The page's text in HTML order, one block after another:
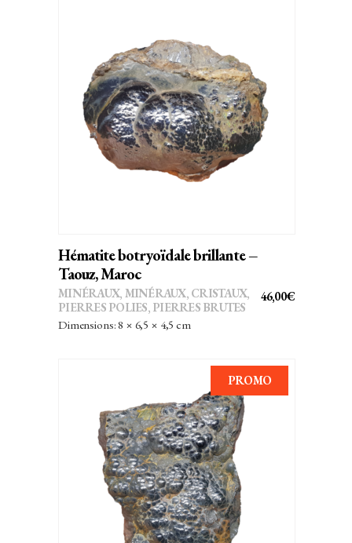
AJOUTER AU PANIER
Hématite botryoïdale brillante –
Taouz, Maroc
46,00€
MINÉRAUX, MINÉRAUX, CRISTAUX,
PIERRES POLIES, PIERRES BRUTES
Dimensions: 8 × 6,5 × 4,5 cm
PROMO
AJOUTER AU PANIER